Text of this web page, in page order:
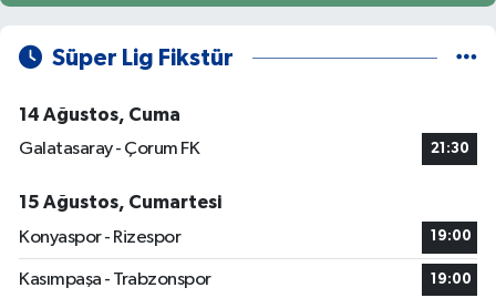
Süper Lig Fikstür
14 Ağustos, Cuma
Galatasaray - Çorum FK
21:30
15 Ağustos, Cumartesi
Konyaspor - Rizespor
19:00
Kasımpaşa - Trabzonspor 19:00